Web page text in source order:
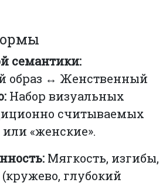
семантики:
образ ↔ Женственный
Набор визуальных
считываемых
«женские».
Мягкость, изгибы,
глубокий